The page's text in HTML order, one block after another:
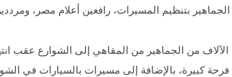
الجماهير بتنظيم المسيرات، رافعين أعلام مصر،
من الجماهير من المقاهي إلى الشوارع عقب
كبيرة، بالإضافة إلى مسيرات بالسيارات في